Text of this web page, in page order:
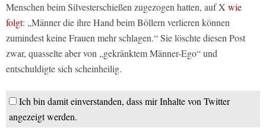
Menschen beim Silvesterschießen zugezogen hatten, auf X wie
folgt: „Männer die ihre Hand beim Böllern verlieren können
zumindest keine Frauen mehr schlagen.“ Sie löschte diesen Post
zwar, quasselte aber von „gekränktem Männer-Ego“ und
entschuldigte sich scheinheilig.
Ich bin damit einverstanden, dass mir Inhalte von Twitter
angezeigt werden.